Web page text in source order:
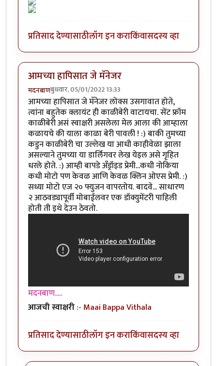
प्रतिसाद देण्यासाठीलॉग इन कराकिंवासदस्य व्हा
आमच्या हापिसात जे मॅनेजर
मदनबाणबुधवार, 05/01/2022 13:33
आमच्या हापिसात जे मॅनेजर लोक्स उसगावात होते,
त्यांना बहुतेक क्लायंट ही काळीबेरी वाटायचा. सेंट फ्रॉम
काळीबेरी असं स्वाक्षरी असलेला मेल आला की आम्हाला
कळायचे की याला काळा बेरी पावली ! :) बाकी तुमच्या
कडुन काळीबेरी चा उल्लेख या आधी काहीवेळा झाला
असल्याने तुमच्या या डार्लिगवर लेख येइल असे गृहित
धरले होते. :) आम्ही बापडे अँड्रॉइड प्रेमी...कधी नोकिया
कधी मोटो पण केवळ आणि केवळ क्लिन ओएस प्रेमी. :)
सध्या मोटो एज २० फ्युजन वापरतोय. बादवे... साधारण
२ आठवड्यापूर्वी मोबाईलवर एक डॉक्युमेंटरी पाहिली
होती ती इथे देउन ठेवतो.
मदनबाण.....
आजची स्वाक्षरी:- Maai Bappa Vithala
प्रतिसाद देण्यासाठीलॉग इन कराकिंवासदस्य व्हा